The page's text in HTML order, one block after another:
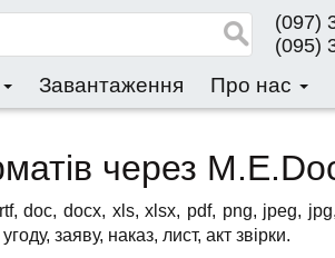
(097)
(095)
Завантаження Про нас
через
doc, docx, xls, xlsx, pdf, png, jpeg,
заяву, наказ, лист, акт звірки.